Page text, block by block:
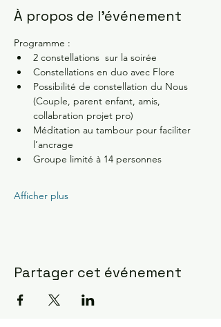
À propos de l'événement
Programme :
2 constellations  sur la soirée
Constellations en duo avec Flore
Possibilité de constellation du Nous
(Couple, parent enfant, amis,
collabration projet pro)
Méditation au tambour pour faciliter
l’ancrage
Groupe limité à 14 personnes
Afficher plus
Partager cet événement